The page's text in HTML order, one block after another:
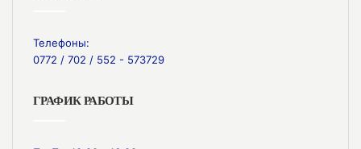
Телефоны:
0772 / 702 / 552 - 573729
ГРАФИК РАБОТЫ